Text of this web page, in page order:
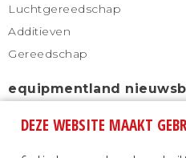
Luchtgereedschap
Additieven
Gereedschap
equipmentland
Schrijf u in voor onze
DEZE WEBSITE MAAKT